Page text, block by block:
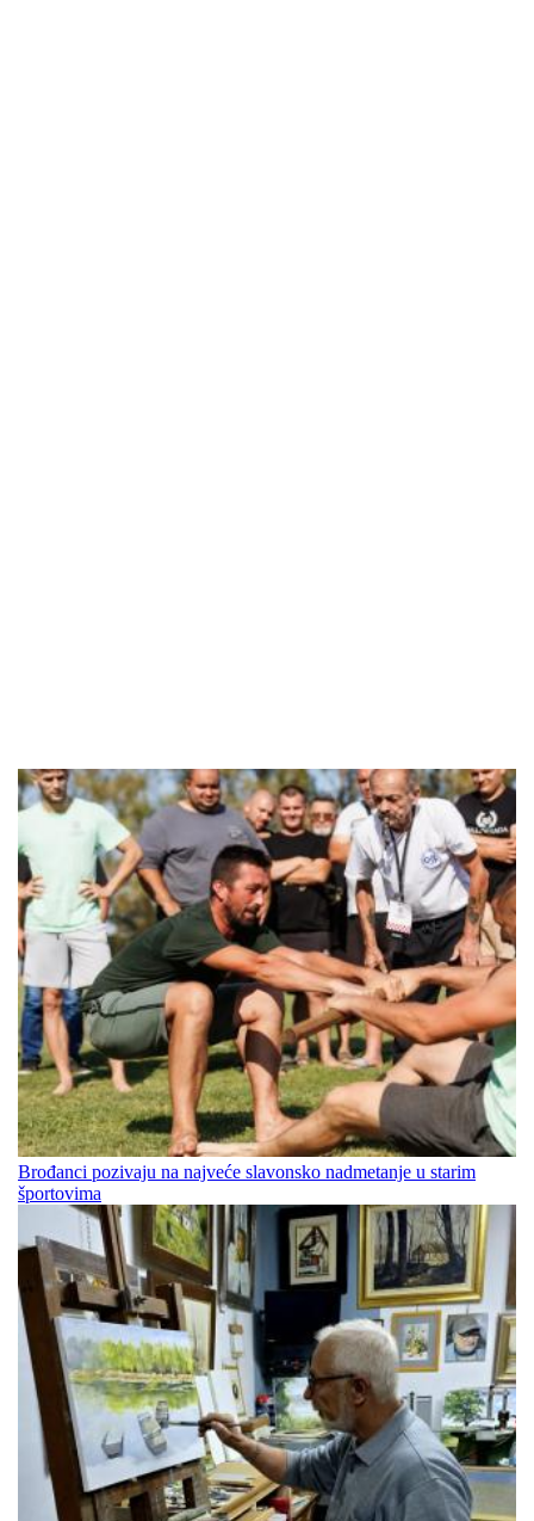
Brođanci pozivaju na najveće slavonsko nadmetanje u starim
športovima